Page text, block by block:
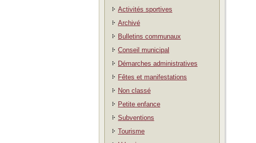
Activités sportives
Archivé
Bulletins communaux
Conseil municipal
Démarches administratives
Fêtes et manifestations
Non classé
Petite enfance
Subventions
Tourisme